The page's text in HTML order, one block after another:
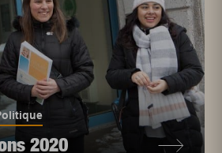
2020